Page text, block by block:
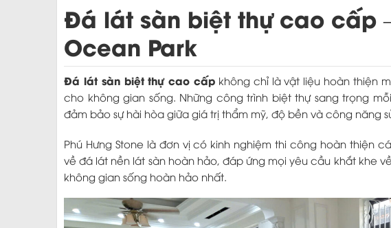
Đá lát sàn biệt thự cao cấp –
Ocean Park
Đá lát sàn biệt thự cao cấp không chỉ là vật liệu hoàn thiện
cho không gian sống. Những công trình biệt thự sang trọng
đảm bảo sự hài hòa giữa giá trị thẩm mỹ, độ bền và công năng
Phú Hưng Stone là đơn vị có kinh nghiệm thi công hoàn thiện
về đá lát nền lát sàn hoàn hảo, đáp ứng mọi yêu cầu khắt khe
không gian sống hoàn hảo nhất.